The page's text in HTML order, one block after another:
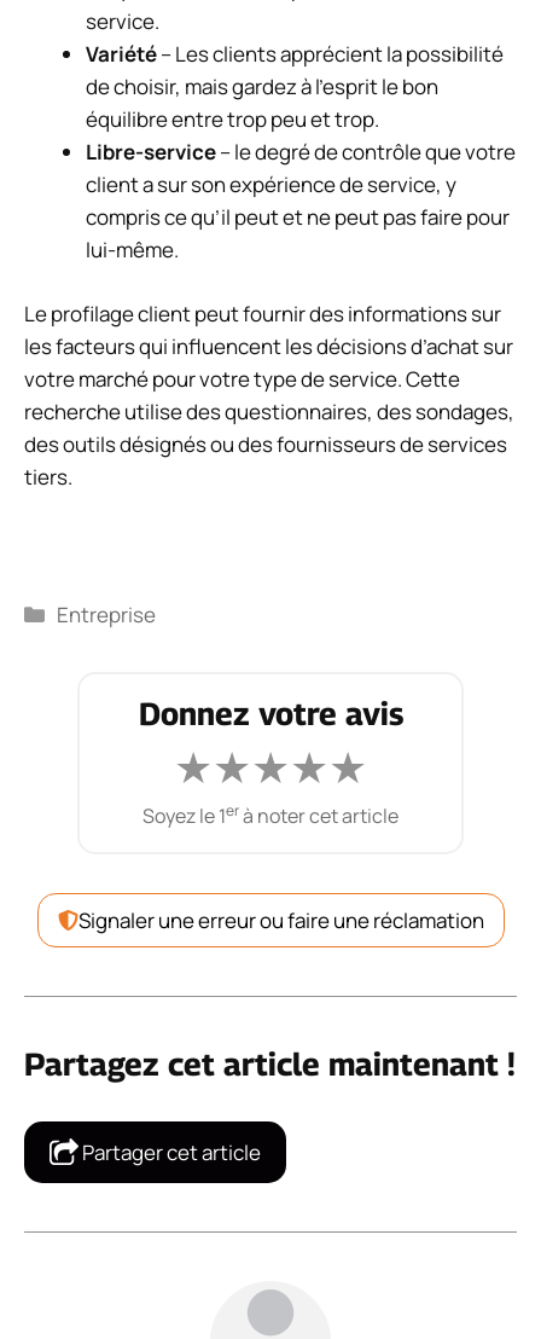
service.
Variété– Les clients apprécient la possibilité
de choisir, mais gardez à l’esprit le bon
équilibre entre trop peu et trop.
Libre-service– le degré de contrôle que votre
client a sur son expérience de service, y
compris ce qu’il peut et ne peut pas faire pour
lui-même.
Le profilage client peut fournir des informations sur
les facteurs qui influencent les décisions d’achat sur
votre marché pour votre type de service. Cette
recherche utilise des questionnaires, des sondages,
des outils désignés ou des fournisseurs de services
tiers.
Catégories
Entreprise
Donnez votre avis
★★★★★
Soyez le 1erà noter cet article
Signaler une erreur ou faire une réclamation
Partagez cet article maintenant !
Partager cet article